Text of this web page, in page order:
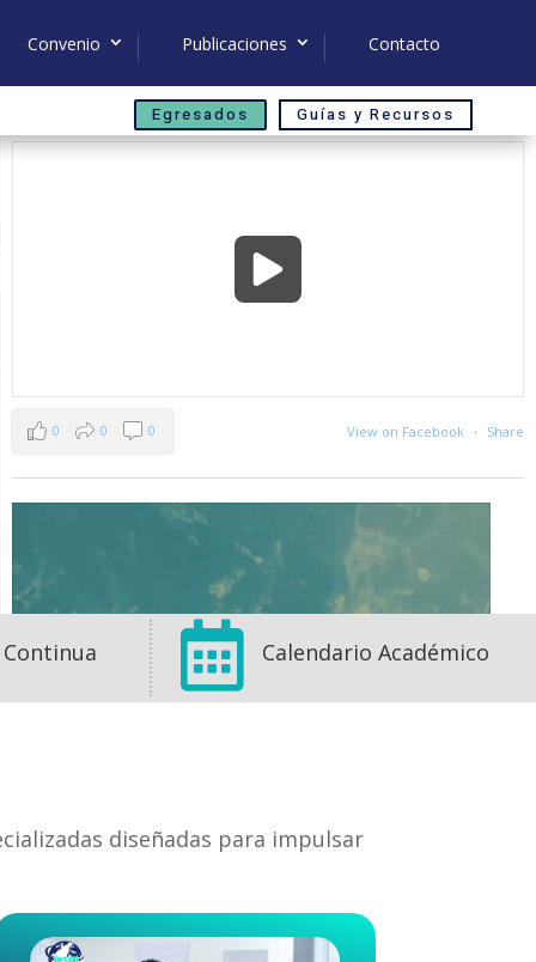
Convenio Publicaciones Contacto
Egresados
Guías y Recursos
View on Facebook · Share
0 0 0
 Calendario Académico
diseñadas para impulsar